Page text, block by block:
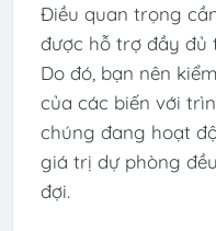
Điều quan trọng
được hỗ trợ đầy đủ
Do đó, bạn nên
của các biến với
chúng đang hoạt
giá trị dự phòng
đợi.